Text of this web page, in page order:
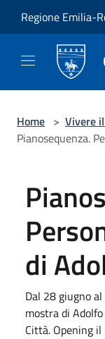
Regione Emilia-
Home > Vivere
Pianosequenza.
di
Dal 28 giugno
mostra di
Città. Opening